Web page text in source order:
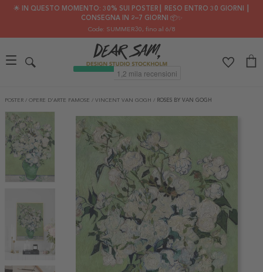
🌟 IN QUESTO MOMENTO: 30% SUI POSTER┃ RESO ENTRO 30 GIORNI ┃
CONSEGNA IN 2–7 GIORNI 📦✨
Code: SUMMER30, fino al 6/8
POSTER / OPERE D'ARTE FAMOSE / VINCENT VAN GOGH / ROSES BY VAN GOGH